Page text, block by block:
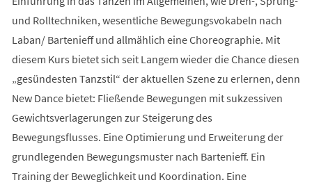
und Rolltechniken, wesentliche Bewegungsvokabeln nach
Laban/ Bartenieff und allmählich eine Choreographie. Mit
diesem Kurs bietet sich seit Langem wieder die Chance diesen
„gesündesten Tanzstil“ der aktuellen Szene zu erlernen, denn
New Dance bietet: Fließende Bewegungen mit sukzessiven
Gewichtsverlagerungen zur Steigerung des
Bewegungsflusses. Eine Optimierung und Erweiterung der
grundlegenden Bewegungsmuster nach Bartenieff. Ein
Training der Beweglichkeit und Koordination. Eine